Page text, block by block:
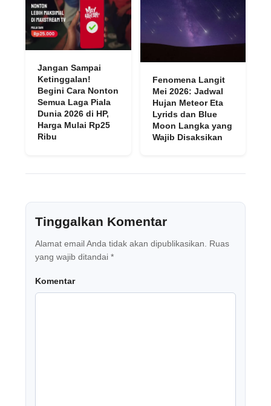
Jangan Sampai
Ketinggalan!
Begini Cara Nonton
Semua Laga Piala
Dunia 2026 di HP,
Harga Mulai Rp25
Ribu
Fenomena Langit
Mei 2026: Jadwal
Hujan Meteor Eta
Lyrids dan Blue
Moon Langka yang
Wajib Disaksikan
Tinggalkan Komentar
Alamat email Anda tidak akan dipublikasikan. Ruas
yang wajib ditandai *
Komentar